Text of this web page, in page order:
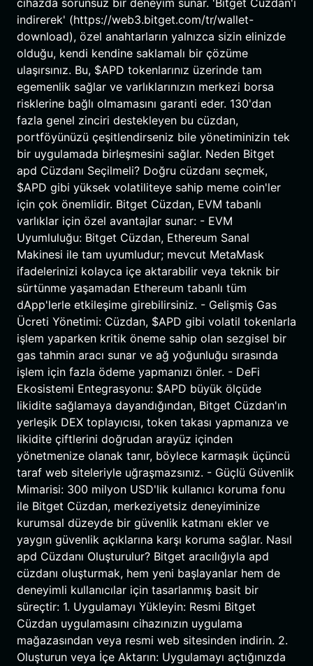
cihazda sorunsuz bir deneyim sunar. 'Bitget Cüzdan'ı
indirerek' (https://web3.bitget.com/tr/wallet-
download), özel anahtarların yalnızca sizin elinizde
olduğu, kendi kendine saklamalı bir çözüme
ulaşırsınız. Bu, $APD tokenlarınız üzerinde tam
egemenlik sağlar ve varlıklarınızın merkezi borsa
risklerine bağlı olmamasını garanti eder. 130'dan
fazla genel zinciri destekleyen bu cüzdan,
portföyünüzü çeşitlendirseniz bile yönetiminizin tek
bir uygulamada birleşmesini sağlar. Neden Bitget
apd Cüzdanı Seçilmeli? Doğru cüzdanı seçmek,
$APD gibi yüksek volatiliteye sahip meme coin'ler
için çok önemlidir. Bitget Cüzdan, EVM tabanlı
varlıklar için özel avantajlar sunar: - EVM
Uyumluluğu: Bitget Cüzdan, Ethereum Sanal
Makinesi ile tam uyumludur; mevcut MetaMask
ifadelerinizi kolayca içe aktarabilir veya teknik bir
sürtünme yaşamadan Ethereum tabanlı tüm
dApp'lerle etkileşime girebilirsiniz. - Gelişmiş Gas
Ücreti Yönetimi: Cüzdan, $APD gibi volatil tokenlarla
işlem yaparken kritik öneme sahip olan sezgisel bir
gas tahmin aracı sunar ve ağ yoğunluğu sırasında
işlem için fazla ödeme yapmanızı önler. - DeFi
Ekosistemi Entegrasyonu: $APD büyük ölçüde
likidite sağlamaya dayandığından, Bitget Cüzdan'ın
yerleşik DEX toplayıcısı, token takası yapmanıza ve
likidite çiftlerini doğrudan arayüz içinden
yönetmenize olanak tanır, böylece karmaşık üçüncü
taraf web siteleriyle uğraşmazsınız. - Güçlü Güvenlik
Mimarisi: 300 milyon USD'lik kullanıcı koruma fonu
ile Bitget Cüzdan, merkeziyetsiz deneyiminize
kurumsal düzeyde bir güvenlik katmanı ekler ve
yaygın güvenlik açıklarına karşı koruma sağlar. Nasıl
apd Cüzdanı Oluşturulur? Bitget aracılığıyla apd
cüzdanı oluşturmak, hem yeni başlayanlar hem de
deneyimli kullanıcılar için tasarlanmış basit bir
süreçtir: 1. Uygulamayı Yükleyin: Resmi Bitget
Cüzdan uygulamasını cihazınızın uygulama
mağazasından veya resmi web sitesinden indirin. 2.
Oluşturun veya İçe Aktarın: Uygulamayı açtığınızda